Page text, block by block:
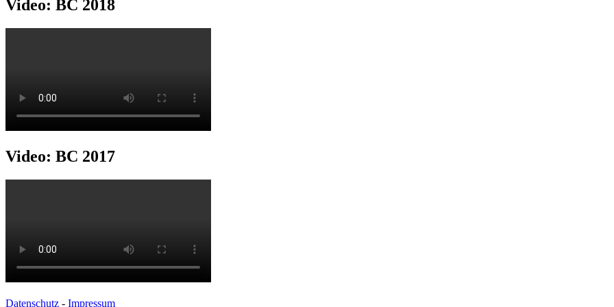
Video: BC 2018
Video: BC 2017
Datenschutz - Impressum